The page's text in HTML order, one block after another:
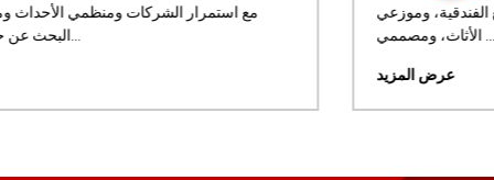
بالنسبة لمجموعات المطاعم العالمية، والمشاريع الفندقية، وموزعي